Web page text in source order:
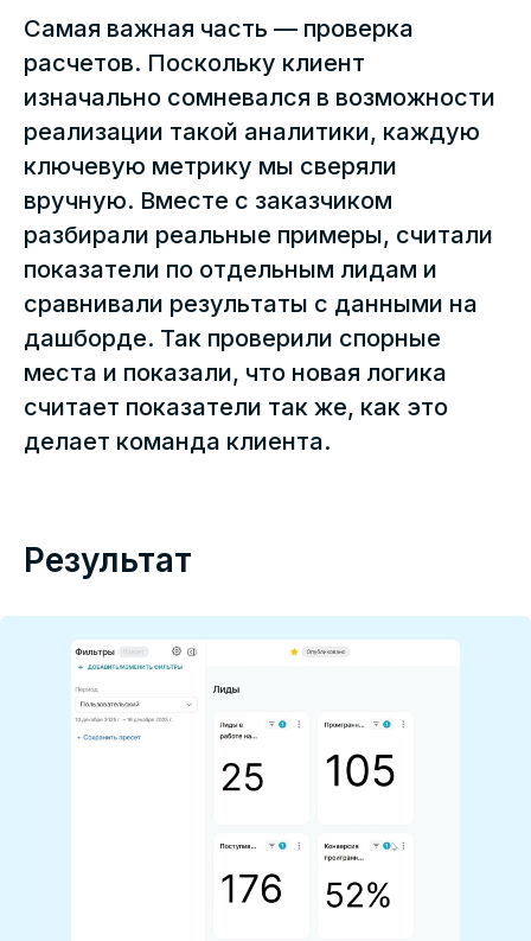
Самая важная часть — проверка
расчетов. Поскольку клиент
изначально сомневался в возможности
реализации такой аналитики, каждую
ключевую метрику мы сверяли
вручную. Вместе с заказчиком
разбирали реальные примеры, считали
показатели по отдельным лидам и
сравнивали результаты с данными на
дашборде. Так проверили спорные
места и показали, что новая логика
считает показатели так же, как это
делает команда клиента.
Результат